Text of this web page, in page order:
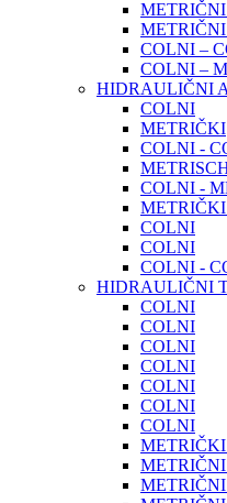
METRIČNI
COLNI –
COLNI –
HIDRAULIČNI
COLNI
METRIČKI
COLNI -
COLNI -
COLNI
COLNI
COLNI -
HIDRAULIČNI
COLNI
COLNI
COLNI
COLNI
COLNI
COLNI
COLNI
METRIČNI